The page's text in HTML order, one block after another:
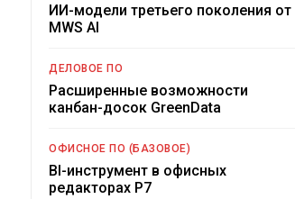
ИИ-модели третьего поколения от
MWS AI
ДЕЛОВОЕ ПО
Расширенные возможности
канбан-досок GreenData
ОФИСНОЕ ПО (БАЗОВОЕ)
BI-инструмент в офисных
редакторах Р7